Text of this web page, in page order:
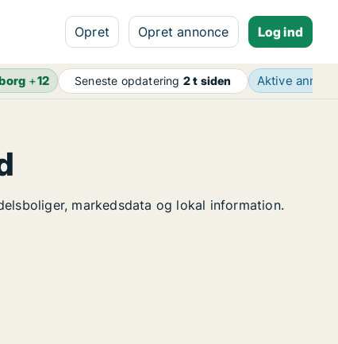
Opret Opret annonce Log ind
+12 Seneste opdatering 2 t siden Aktive
markedsdata og lokal information.